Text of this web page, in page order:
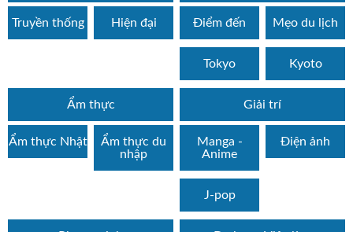
Truyền thống Hiện đại Điểm đến Mẹo du lịch
Tokyo Kyoto
Ẩm thực
Ẩm thực Nhật
Ẩm thực du
nhập
Giải trí
Manga -
Anime
Điện ảnh
J-pop